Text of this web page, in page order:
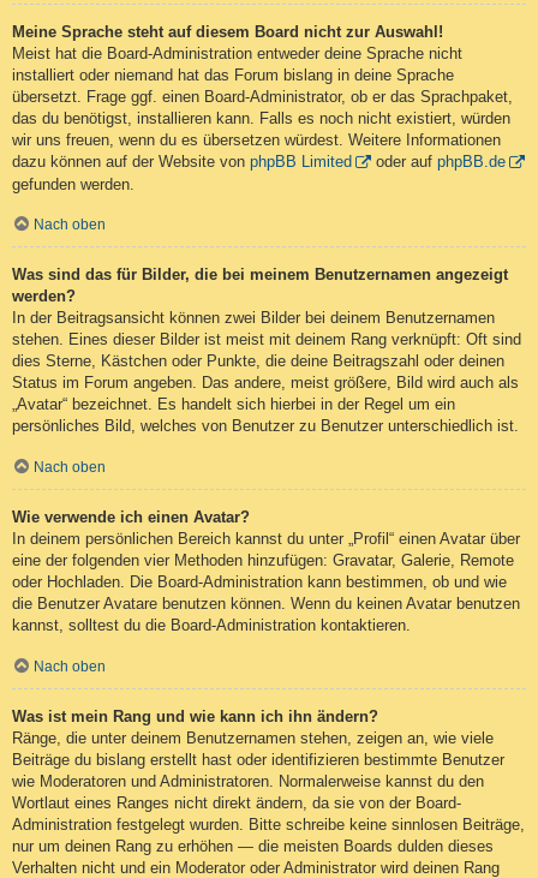
Meine Sprache steht auf diesem Board nicht zur Auswahl!
Meist hat die Board-Administration entweder deine Sprache nicht
installiert oder niemand hat das Forum bislang in deine Sprache
übersetzt. Frage ggf. einen Board-Administrator, ob er das Sprachpaket,
das du benötigst, installieren kann. Falls es noch nicht existiert, würden
wir uns freuen, wenn du es übersetzen würdest. Weitere Informationen
dazu können auf der Website von phpBB Limited oder auf phpBB.de
gefunden werden.
Nach oben
Was sind das für Bilder, die bei meinem Benutzernamen angezeigt
werden?
In der Beitragsansicht können zwei Bilder bei deinem Benutzernamen
stehen. Eines dieser Bilder ist meist mit deinem Rang verknüpft: Oft sind
dies Sterne, Kästchen oder Punkte, die deine Beitragszahl oder deinen
Status im Forum angeben. Das andere, meist größere, Bild wird auch als
„Avatar“ bezeichnet. Es handelt sich hierbei in der Regel um ein
persönliches Bild, welches von Benutzer zu Benutzer unterschiedlich ist.
Nach oben
Wie verwende ich einen Avatar?
In deinem persönlichen Bereich kannst du unter „Profil“ einen Avatar über
eine der folgenden vier Methoden hinzufügen: Gravatar, Galerie, Remote
oder Hochladen. Die Board-Administration kann bestimmen, ob und wie
die Benutzer Avatare benutzen können. Wenn du keinen Avatar benutzen
kannst, solltest du die Board-Administration kontaktieren.
Nach oben
Was ist mein Rang und wie kann ich ihn ändern?
Ränge, die unter deinem Benutzernamen stehen, zeigen an, wie viele
Beiträge du bislang erstellt hast oder identifizieren bestimmte Benutzer
wie Moderatoren und Administratoren. Normalerweise kannst du den
Wortlaut eines Ranges nicht direkt ändern, da sie von der Board-
Administration festgelegt wurden. Bitte schreibe keine sinnlosen Beiträge,
nur um deinen Rang zu erhöhen — die meisten Boards dulden dieses
Verhalten nicht und ein Moderator oder Administrator wird deinen Rang